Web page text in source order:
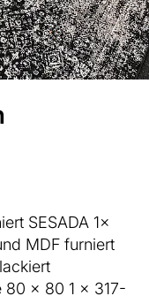
SESADA 1x
MDF furniert
80 x 80 1 x 317-